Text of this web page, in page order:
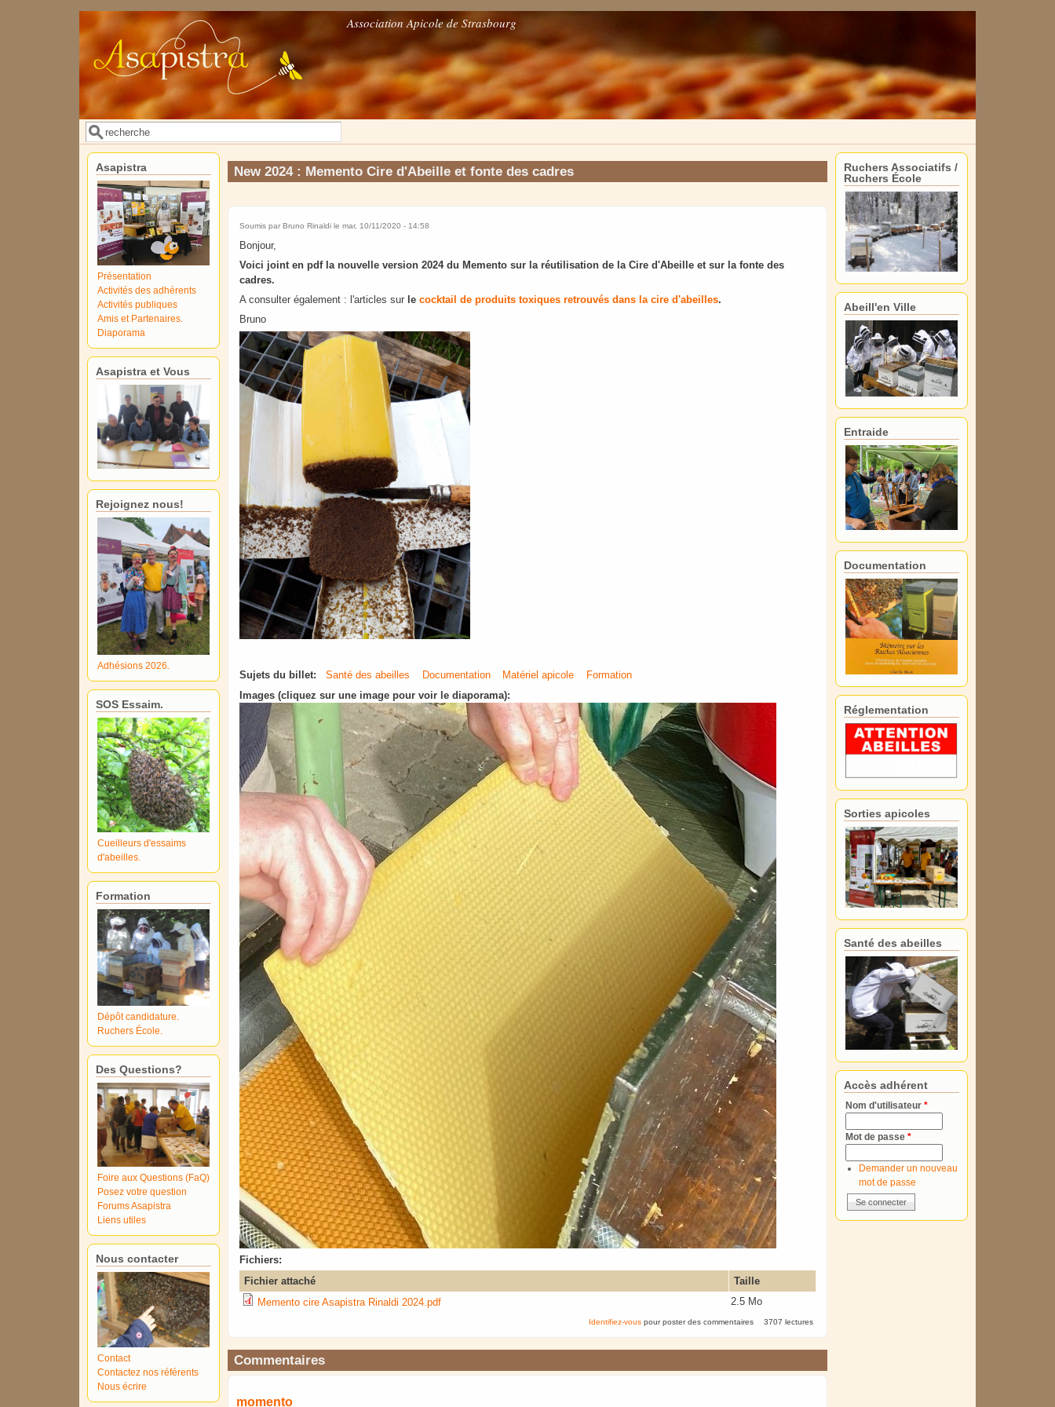
Association Apicole de Strasbourg
Formulaire de recherche
Rechercher
New 2024 : Memento Cire d'Abeille et fonte des cadres
Soumis parBruno Rinaldi le mar, 10/11/2020 - 14:58
Bonjour,
Voici joint en pdf la nouvelle version 2024 du Memento sur la réutilisation de la Cire d'Abeille et sur la fonte des
cadres.
A consulter également : l'articles sur lecocktail de produits toxiques retrouvés dans la cire d'abeilles.
Bruno
Sujets du billet: Santé des abeilles Documentation Matériel apicole
Formation
Images (cliquez sur une image pour voir le diaporama):
Fichiers:
Fichier attaché
Taille
Memento cire Asapistra Rinaldi 2024.pdf
2.5 Mo
Identifiez-vouspour poster des commentaires 3707 lectures
Commentaires
momento
Asapistra
Présentation
Activités des adhérents
Activités publiques
Amis et Partenaires.
Diaporama
Asapistra et Vous
Rejoignez nous!
Adhésions 2026.
SOS Essaim.
Cueilleurs d'essaims
d'abeilles.
Formation
Dépôt candidature.
Ruchers École.
Des Questions?
Foire aux Questions (FaQ)
Posez votre question
Forums Asapistra
Liens utiles
Nous contacter
Contact
Contactez nos référents
Nous écrire
Ruchers Associatifs /
Ruchers École
Abeill'en Ville
Entraide
Documentation
Réglementation
Sorties apicoles
Santé des abeilles
Accès adhérent
Nom d'utilisateur *
Mot de passe *
Demander un nouveau
mot de passe